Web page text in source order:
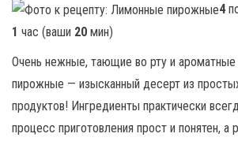
4
1 час (ваши 20 мин)
Очень нежные, тающие во рту и
пирожные — изысканный десерт из
продуктов! Ингредиенты практически
процесс приготовления прост и понятен, а